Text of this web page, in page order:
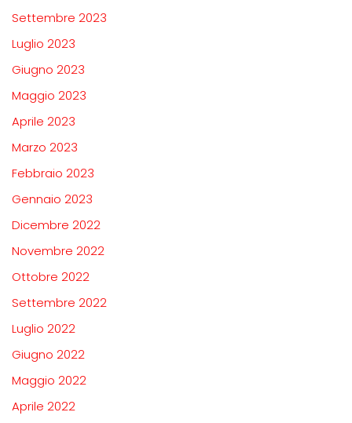
Settembre 2023
Luglio 2023
Giugno 2023
Maggio 2023
Aprile 2023
Marzo 2023
Febbraio 2023
Gennaio 2023
Dicembre 2022
Novembre 2022
Ottobre 2022
Settembre 2022
Luglio 2022
Giugno 2022
Maggio 2022
Aprile 2022